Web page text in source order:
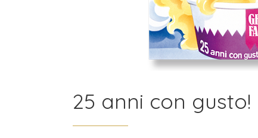
25 anni con gusto!